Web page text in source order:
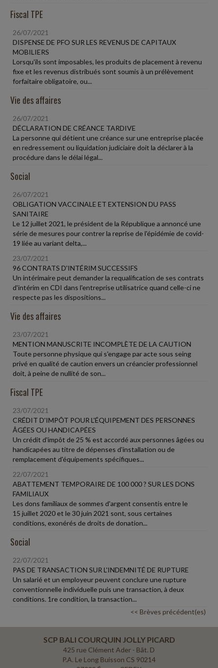
Fiscal TPE
26/07/2021
DISPENSE DE PFO SUR LES REVENUS DE CAPITAUX
MOBILIERS
Lorsqu'ils sont imposables, les produits de placement à revenu
fixe et les revenus distribués sont soumis à un prélèvement
forfaitaire obligatoire, ou...
Vie des affaires
26/07/2021
DÉCLARATION DE CRÉANCE TARDIVE
La personne qui détient une créance sur une entreprise placée
en redressement ou liquidation judiciaire doit la déclarer à la
procédure dans le délai légal...
Social
26/07/2021
OBLIGATION VACCINALE ET EXTENSION DU PASS
SANITAIRE
Le 12 juillet 2021, le président de la République a annoncé une
série de mesures pour contrer la reprise de l'épidémie de covid-
19 liée au variant delta,...
23/07/2021
96 CONTRATS D'INTÉRIM SUCCESSIFS
Un intérimaire peut demander la requalification de ses contrats
d'intérim en CDI dans l'entreprise utilisatrice quand celle-ci ne
respecte pas les dispositions...
Vie des affaires
23/07/2021
MENTION MANUSCRITE INCOMPLÈTE DE LA CAUTION
Toute personne physique qui s'engage par acte sous seing
privé en qualité de caution envers un créancier professionnel
doit, à peine de nullité de son...
Fiscal TPE
23/07/2021
CRÉDIT D'IMPÔT POUR L'ÉQUIPEMENT DES PERSONNES
ÂGÉES OU HANDICAPÉES
Un crédit d'impôt de 25 % est accordé aux personnes âgées ou
handicapées au titre de dépenses d'installation ou de
remplacement d'équipements spécifiques...
22/07/2021
ABATTEMENT TEMPORAIRE DE 100 000 ? SUR LES DONS
FAMILIAUX
Les dons familiaux de sommes d'argent consentis entre le
15 juillet 2020 et le 30 juin 2021 sont, sous certaines
conditions, exonérés de droits de donation...
Social
22/07/2021
PAS DE TRANSACTION SUR L'INDEMNITÉ DE RUPTURE
Un salarié et un employeur peuvent conclure une rupture
conventionnelle individuelle puis une transaction, à deux
conditions. 1re condition, la transaction...
<< Brèves précédent(es)
SCP BALI COURQUIN JOLLY PICARD
425 rue Clément Ader - Bât. D
P.A. Le Long Buisson CS 90214